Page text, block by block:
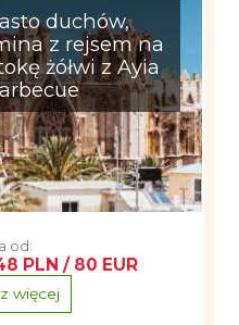
duchów,
z rejsem na
żółwi z Ayia
od:
PLN / 80 EUR
więcej